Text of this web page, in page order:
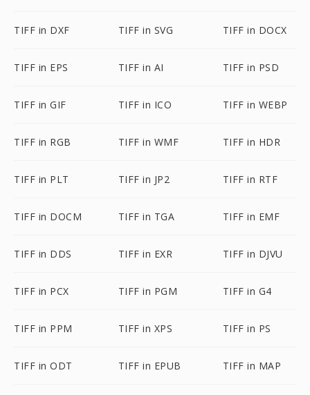
TIFF in DXF TIFF in SVG TIFF in DOCX
TIFF in EPS TIFF in AI TIFF in PSD
TIFF in GIF TIFF in ICO TIFF in WEBP
TIFF in RGB TIFF in WMF TIFF in HDR
TIFF in PLT TIFF in JP2 TIFF in RTF
TIFF in DOCM TIFF in TGA TIFF in EMF
TIFF in DDS TIFF in EXR TIFF in DJVU
TIFF in PCX TIFF in PGM TIFF in G4
TIFF in PPM TIFF in XPS TIFF in PS
TIFF in ODT TIFF in EPUB TIFF in MAP